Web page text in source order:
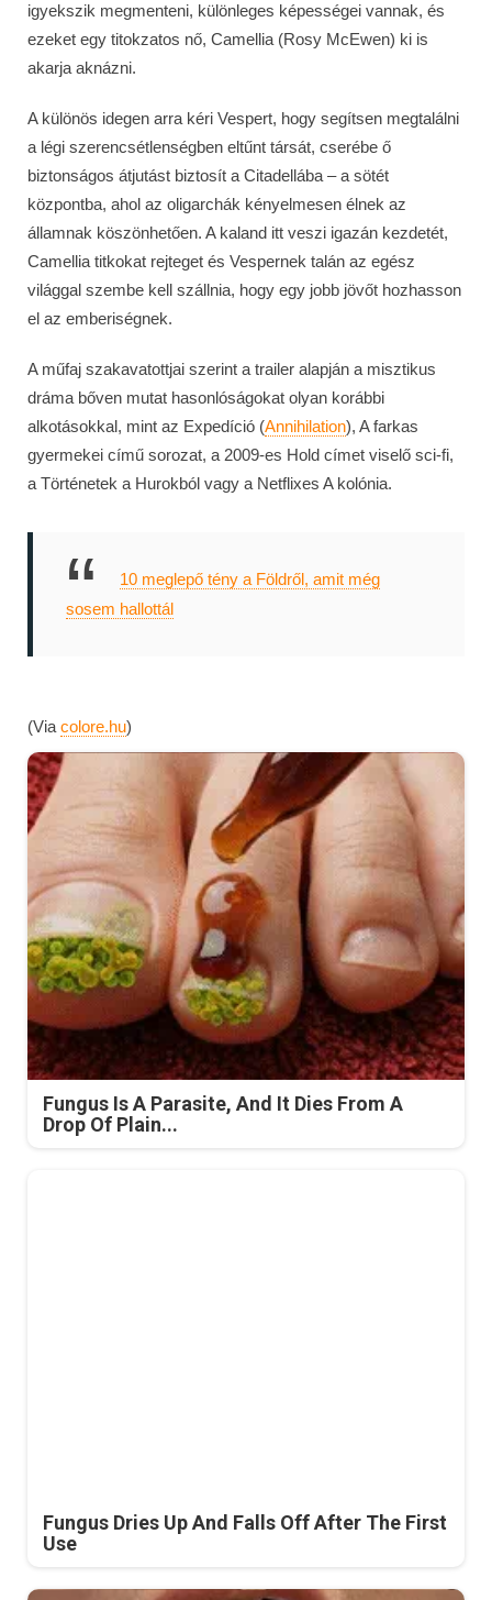
igyekszik megmenteni, különleges képességei vannak, és
ezeket egy titokzatos nő, Camellia (Rosy McEwen) ki is
akarja aknázni.
A különös idegen arra kéri Vespert, hogy segítsen megtalálni
a légi szerencsétlenségben eltűnt társát, cserébe ő
biztonságos átjutást biztosít a Citadellába – a sötét
központba, ahol az oligarchák kényelmesen élnek az
államnak köszönhetően. A kaland itt veszi igazán kezdetét,
Camellia titkokat rejteget és Vespernek talán az egész
világgal szembe kell szállnia, hogy egy jobb jövőt hozhasson
el az emberiségnek.
A műfaj szakavatottjai szerint a trailer alapján a misztikus
dráma bőven mutat hasonlóságokat olyan korábbi
alkotásokkal, mint az Expedíció (Annihilation), A farkas
gyermekei című sorozat, a 2009-es Hold címet viselő sci-fi,
a Történetek a Hurokból vagy a Netflixes A kolónia.
10 meglepő tény a Földről, amit még
sosem hallottál
(Via colore.hu)
Fungus Is A Parasite, And It Dies From A
Drop Of Plain...
Fungus Dries Up And Falls Off After The First
Use